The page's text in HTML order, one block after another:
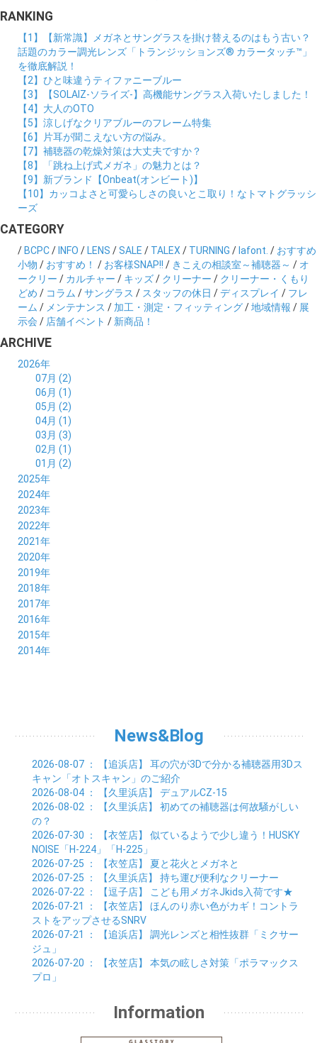
RANKING
【1】【新常識】メガネとサングラスを掛け替えるのはもう古い？
話題のカラー調光レンズ「トランジッションズ® カラータッチ™」
を徹底解説！
【2】ひと味違うティファニーブルー
【3】【SOLAIZ-ソライズ-】高機能サングラス入荷いたしました！
【4】大人のOTO
【5】涼しげなクリアブルーのフレーム特集
【6】片耳が聞こえない方の悩み。
【7】補聴器の乾燥対策は大丈夫ですか？
【8】「跳ね上げ式メガネ」の魅力とは？
【9】新ブランド【Onbeat(オンビート)】
【10】カッコよさと可愛らしさの良いとこ取り！なトマトグラッシ
ーズ
CATEGORY
/ BCPC/ INFO / LENS /SALE / TALEX/ TURNING / lafont. / おすすめ
小物 / おすすめ！ / お客様SNAP!! / きこえの相談室～補聴器～ / オ
ークリー / カルチャー / キッズ/ クリーナー / クリーナー・くもり
どめ / コラム /サングラス / スタッフの休日 /ディスプレイ / フレ
ーム / メンテナンス / 加工・測定・フィッティング/地域情報 / 展
示会 / 店舗イベント / 新商品！
ARCHIVE
2026年
07月 (2)
06月 (1)
05月 (2)
04月 (1)
03月 (3)
02月 (1)
01月 (2)
2025年
12月 (2)
11月 (2)
10月 (3)
09月 (3)
08月 (4)
07月 (4)
06月 (4)
05月 (4)
04月 (1)
03月 (3)
02月 (4)
01月 (4)
2024年
12月 (6)
11月 (5)
10月 (4)
09月 (6)
08月 (5)
07月 (5)
06月 (4)
05月 (3)
04月 (7)
03月 (5)
02月 (7)
2023年
12月 (5)
11月 (4)
10月 (5)
09月 (6)
08月 (7)
07月 (7)
06月 (7)
05月 (8)
04月 (8)
03月 (9)
2022年
12月 (9)
11月 (5)
10月 (8)
09月 (7)
08月 (5)
07月 (9)
06月 (10)
05月 (9)
04月 (7)
2021年
12月 (5)
11月 (5)
10月 (5)
09月 (5)
08月 (11)
07月 (4)
06月 (7)
05月 (8)
2020年
12月 (7)
11月 (6)
10月 (8)
09月 (10)
08月 (10)
07月 (7)
06月 (7)
2019年
12月 (8)
11月 (9)
10月 (9)
09月 (7)
08月 (8)
07月 (7)
2018年
12月 (8)
11月 (8)
10月 (7)
09月 (10)
08月 (8)
01月 (7)
2017年
12月 (7)
11月 (8)
10月 (7)
02月 (6)
01月 (9)
2016年
12月 (9)
11月 (5)
05月 (6)
03月 (7)
02月 (6)
01月 (9)
2015年
12月 (9)
06月 (5)
2014年
News&Blog
2026-08-07 ： 【追浜店】 耳の穴が3Dで分かる補聴器用3Dス
キャン「オトスキャン」のご紹介
2026-08-04 ： 【久里浜店】 デュアルCZ-15
2026-08-02 ： 【久里浜店】 初めての補聴器は何故騒がしい
の？
2026-07-30 ： 【衣笠店】 似ているようで少し違う！HUSKY
NOISE「H-224」「H-225」
2026-07-25 ： 【衣笠店】 夏と花火とメガネと
2026-07-25 ： 【久里浜店】 持ち運び便利なクリーナー
2026-07-22 ： 【逗子店】 こども用メガネJkids入荷です★
2026-07-21
： 【衣笠店】 ほんのり赤い色がカギ！コントラ
ストをアップさせるSNRV
2026-07-21
： 【追浜店】 調光レンズと相性抜群「ミクサー
ジュ」
2026-07-20 ： 【衣笠店】 本気の眩しさ対策「ポラマックス
プロ」
Information